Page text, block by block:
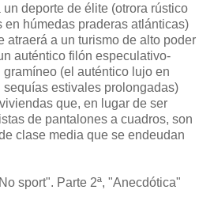
deporte de élite (otrora rústico
en húmedas praderas atlánticas)
atraerá a un turismo de alto poder
auténtico filón especulativo-
(el auténtico lujo en
estivales prolongadas)
que, en lugar de ser
de pantalones a cuadros, son
clase media que se endeudan
sport". Parte 2ª, "Anecdótica"